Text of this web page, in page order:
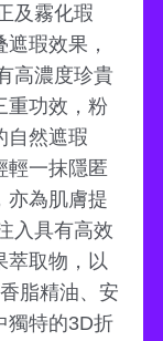
及霧化瑕
瑕效果，
高濃度珍貴
重功效，粉
自然遮瑕
輕一抹隱匿
亦為肌膚提
入具有高效
萃取物，以
脂精油、安
獨特的3D折